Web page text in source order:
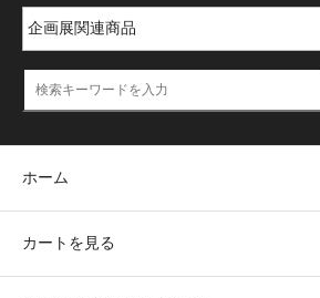
ホーム
カートを見る